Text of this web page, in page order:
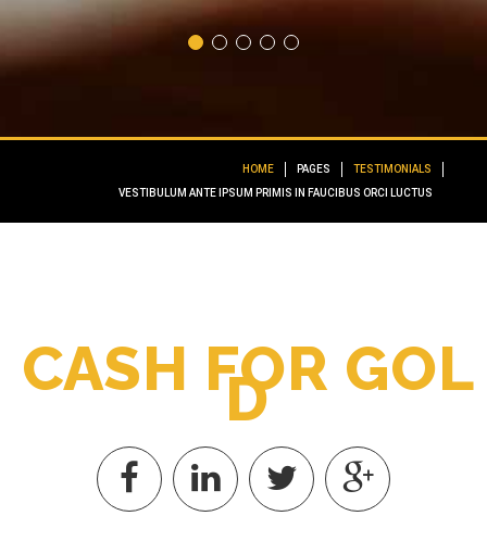
HOME PAGES
TESTIMONIALS
VESTIBULUM ANTE IPSUM PRIMIS IN FAUCIBUS ORCI LUCTUS
CASH FOR GOL
D